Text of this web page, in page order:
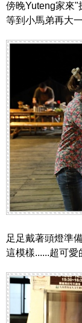
傍晚Yuteng家來"
等到小馬弟再大
足足戴著頭燈準
這模樣......超可愛